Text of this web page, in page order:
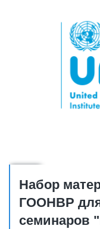
Набор
ГООНВР
семинаров